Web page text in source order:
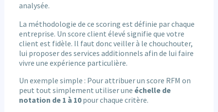
analysée.
La méthodologie de ce scoring est définie par chaque
entreprise. Un score client élevé signifie que votre
client est fidèle. Il faut donc veiller à le chouchouter,
lui proposer des services additionnels afin de lui faire
vivre une expérience particulière.
Un exemple simple : Pour attribuer un score RFM on
peut tout simplement utiliser une échelle de
notation de 1 à 10pour chaque critère.